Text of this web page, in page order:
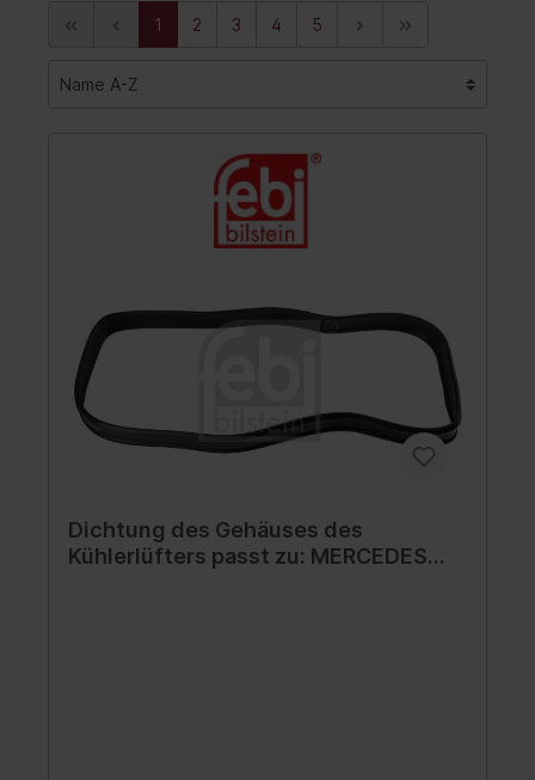
1 2 3 4 5
Dichtung des Gehäuses des
Kühlerlüfters passt zu: MERCEDES